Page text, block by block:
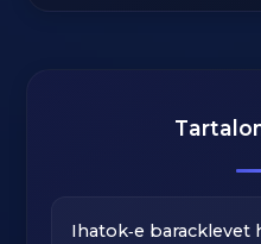
Ihatok‑e baracklevet